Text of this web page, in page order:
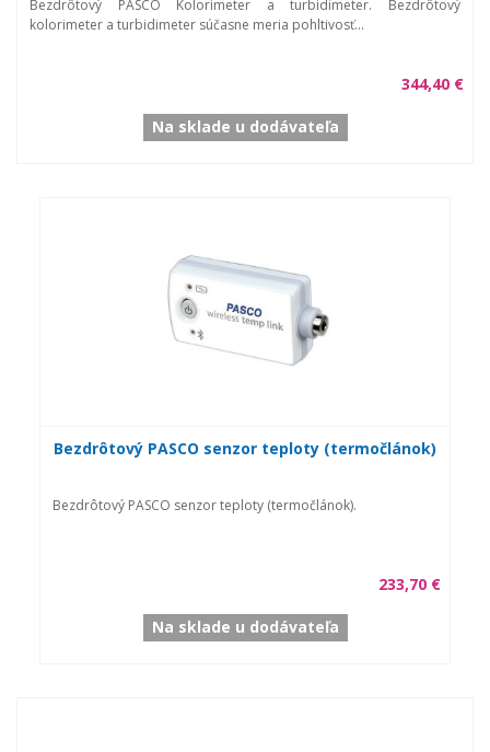
Bezdrôtový PASCO Kolorimeter a turbidimeter. Bezdrôtový
kolorimeter a turbidimeter súčasne meria pohltivosť...
344,40 €
Na sklade u dodávateľa
Bezdrôtový PASCO senzor teploty (termočlánok)
Bezdrôtový PASCO senzor teploty (termočlánok).
233,70 €
Na sklade u dodávateľa